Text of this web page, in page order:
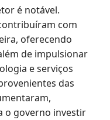
é notável.
com
oferecendo
de impulsionar
e serviços
das
o governo investir